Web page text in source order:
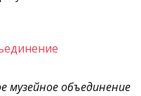
музейное объединение